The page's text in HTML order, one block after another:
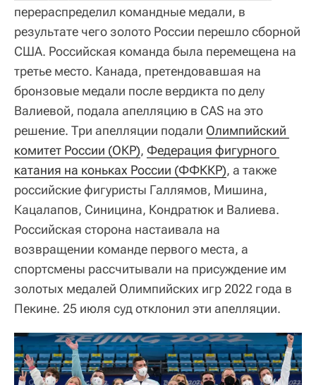
перераспределил командные медали, в
результате чего золото России перешло сборной
США. Российская команда была перемещена на
третье место. Канада, претендовавшая на
бронзовые медали после вердикта по делу
Валиевой, подала апелляцию в CAS на это
решение. Три апелляции подали Олимпийский
комитет России (ОКР), Федерация фигурного
катания на коньках России (ФФККР), а также
российские фигуристы Галлямов, Мишина,
Кацалапов, Синицина, Кондратюк и Валиева.
Российская сторона настаивала на
возвращении команде первого места, а
спортсмены рассчитывали на присуждение им
золотых медалей Олимпийских игр 2022 года в
Пекине. 25 июля суд отклонил эти апелляции.